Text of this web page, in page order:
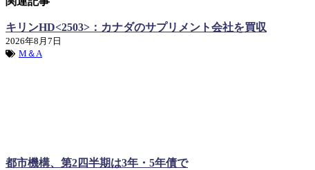
キリンHD<2503>：カナダのサプリメント会社を買収
2026年8月7日
M＆A
都市機構、第2四半期は3年・5年債で